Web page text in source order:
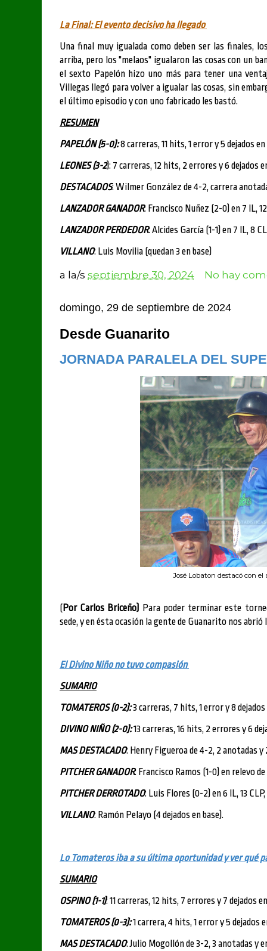
La Final: El evento decisivo ha llegado
Una final muy igualada como deben ser las finales,
arriba, pero los "melaos" igualaron las cosas con un
el sexto Papelón hizo uno más para tener una
Villegas llegó para volver a igualar las cosas, sin
el último episodio y con uno fabricado les bastó.
RESUMEN
PAPELÓN (5-0):8 carreras, 11 hits, 1 error y 5 dejados en
LEONES (3-2): 7 carreras, 12 hits, 2 errores y 6 dejados
DESTACADOS: Wilmer González de 4-2, carrera
LANZADOR GANADOR: Francisco Nuñez (2-0) en 7 IL,
LANZADOR PERDEDOR: Alcides García (1-1) en 7 IL, 8
VILLANO: Luis Movilia (quedan 3 en base)
a la/s septiembre 30, 2024 No hay
domingo, 29 de septiembre de 2024
Desde Guanarito
JORNADA PARALELA DEL
José Lobaton destacó con
(Por Carlos Briceño)
Para poder terminar este
sede, y en ésta ocasión la gente de Guanarito nos
El Divino Niño no tuvo compasión
SUMARIO
TOMATEROS (0-2):3 carreras, 7 hits, 1 error y 8 dejados
DIVINO NIÑO (2-0):13 carreras, 16 hits, 2 errores y 6
MAS DESTACADO: Henry Figueroa de 4-2, 2 anotadas y
PITCHER GANADOR: Francisco Ramos (1-0) en relevo de
PITCHER DERROTADO: Luis Flores (0-2) en 6 IL, 13 CLP,
VILLANO: Ramón Pelayo (4 dejados en base).
Lo Tomateros iba a su última oportunidad y ver qué
SUMARIO
OSPINO (1-1): 11 carreras, 12 hits, 7 errores y 7 dejados
TOMATEROS (0-3):1 carrera, 4 hits, 1 error y 5 dejados
MAS DESTACADO: Julio Mogollón de 3-2, 3 anotadas y